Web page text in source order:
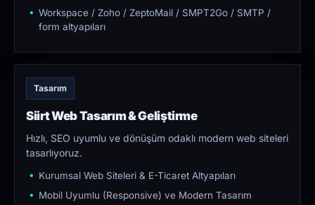
Workspace / Zoho / ZeptoMail / SMPT2Go / SMTP /
form altyapıları
Tasarım
Siirt Web Tasarım & Geliştirme
Hızlı, SEO uyumlu ve dönüşüm odaklı modern web siteleri
tasarlıyoruz.
Kurumsal Web Siteleri & E-Ticaret Altyapıları
Mobil Uyumlu (Responsive) ve Modern Tasarım